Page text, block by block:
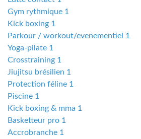
Gym rythmique 1
Kick boxing 1
Parkour / workout/evenementiel 1
Yoga-pilate 1
Crosstraining 1
Jiujitsu brésilien 1
Protection féline 1
Piscine 1
Kick boxing & mma 1
Basketteur pro 1
Accrobranche 1